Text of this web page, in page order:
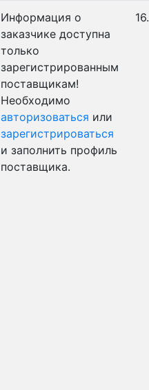
Информация о
заказчике доступна
только
зарегистрированным
поставщикам!
Необходимо
авторизоваться или
зарегистрироваться
и заполнить профиль
поставщика.